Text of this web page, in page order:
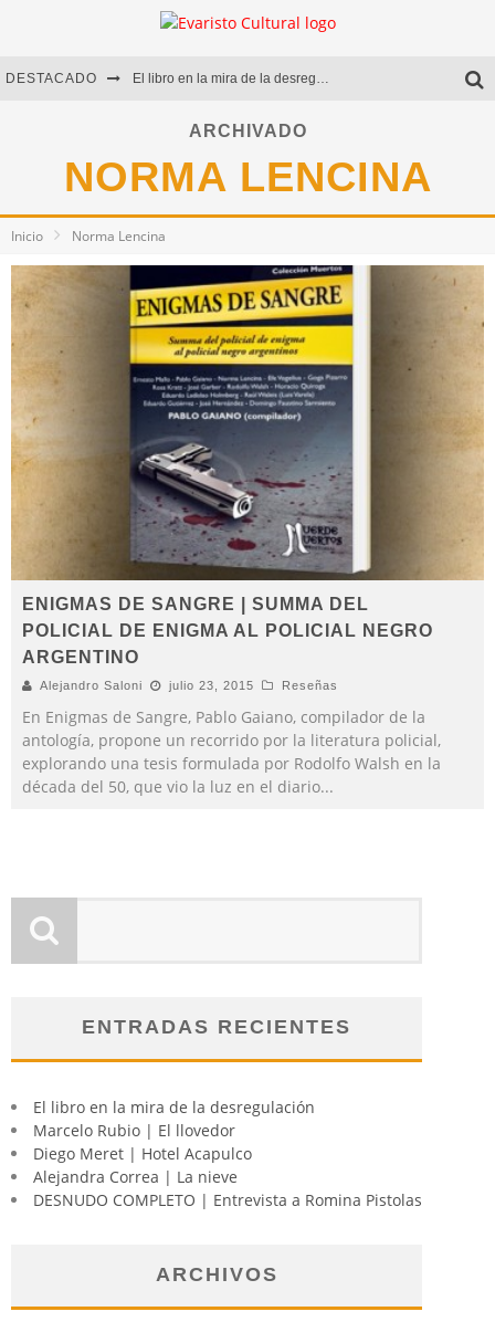
DESTACADO El libro en la mira de la desregulación
Marcelo Rubio | El llovedor
Diego Meret | Hotel Acapulco
Alejandra Correa | La nieve
ARCHIVADO
NORMA LENCINA
Inicio Norma Lencina
ENIGMAS DE SANGRE | SUMMA DEL
POLICIAL DE ENIGMA AL POLICIAL NEGRO
ARGENTINO
Alejandro Saloni julio 23, 2015 Reseñas
En Enigmas de Sangre, Pablo Gaiano, compilador de la
antología, propone un recorrido por la literatura policial,
explorando una tesis formulada por Rodolfo Walsh en la
década del 50, que vio la luz en el diario...
ENTRADAS RECIENTES
El libro en la mira de la desregulación
Marcelo Rubio | El llovedor
Diego Meret | Hotel Acapulco
Alejandra Correa | La nieve
DESNUDO COMPLETO | Entrevista a Romina Pistolas
ARCHIVOS